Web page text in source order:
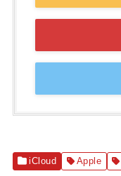
iCloud Apple